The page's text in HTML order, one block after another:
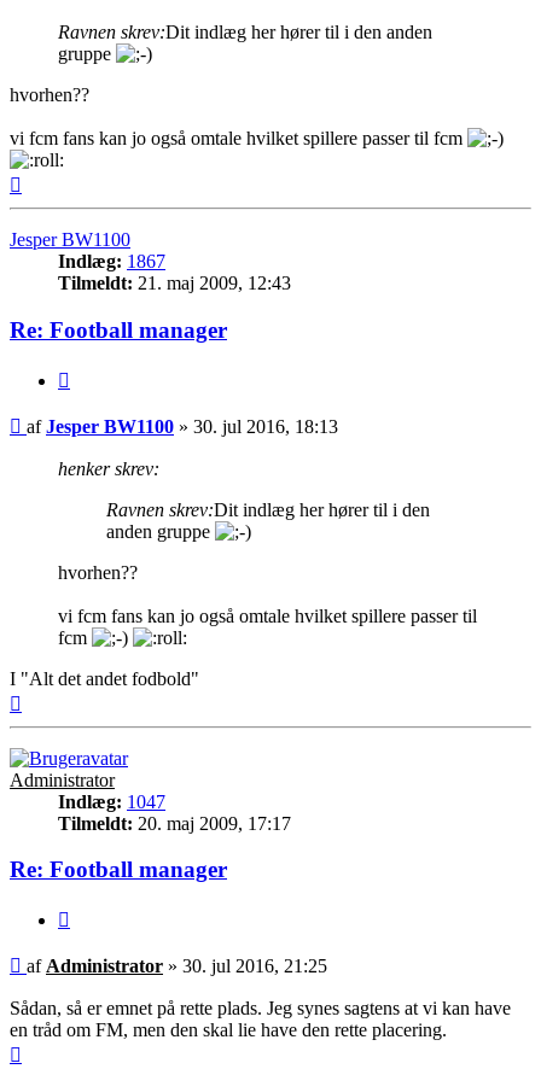
Ravnen skrev:Dit indlæg her hører til i den anden
gruppe
hvorhen??
vi fcm fans kan jo også omtale hvilket spillere passer til fcm
Jesper BW1100
Indlæg: 1867
Tilmeldt: 21. maj 2009, 12:43
Re: Football manager
Indlæg
afJesper BW1100 » 30. jul 2016, 18:13
henker skrev:
Ravnen skrev:Dit indlæg her hører til i den
anden gruppe
hvorhen??
vi fcm fans kan jo også omtale hvilket spillere passer til
fcm
I "Alt det andet fodbold"
Administrator
Indlæg: 1047
Tilmeldt: 20. maj 2009, 17:17
Re: Football manager
Indlæg
af Administrator » 30. jul 2016, 21:25
Sådan, så er emnet på rette plads. Jeg synes sagtens at vi kan have
en tråd om FM, men den skal lie have den rette placering.